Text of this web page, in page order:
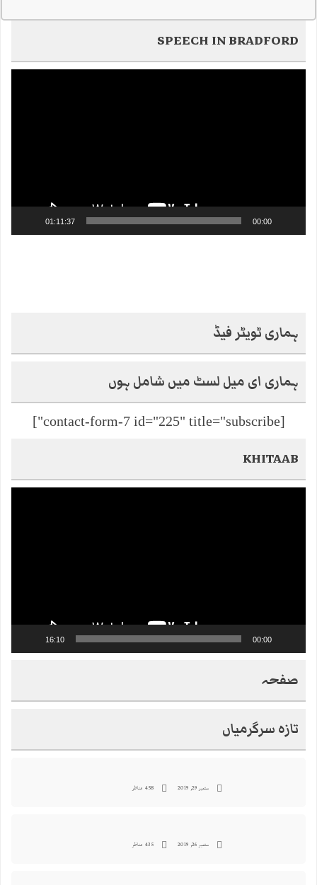
SPEECH IN BRADFORD
00:00
01:11:37
ہماری ٹویٹر فیڈ
ہماری ای میل لسٹ میں شامل ہوں
[contact-form-7 id="225" title="subscribe"]
KHITAAB
00:00
16:10
صفحہ
تازہ سرگرمیاں
ستمبر 29, 2019 458 مناظر
ستمبر 26, 2019 435 مناظر